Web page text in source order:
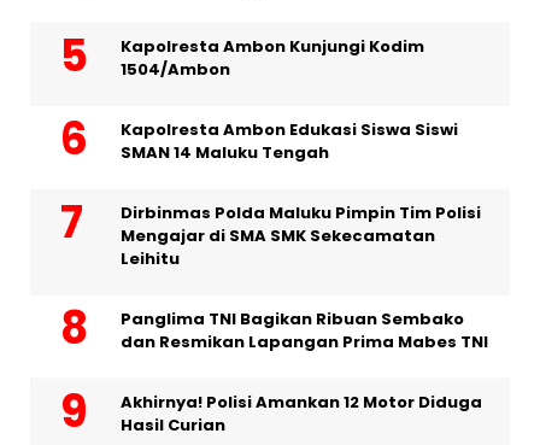
Kapolresta Ambon Kunjungi Kodim
1504/Ambon
Kapolresta Ambon Edukasi Siswa Siswi
SMAN 14 Maluku Tengah
Dirbinmas Polda Maluku Pimpin Tim Polisi
Mengajar di SMA SMK Sekecamatan
Leihitu
Panglima TNI Bagikan Ribuan Sembako
dan Resmikan Lapangan Prima Mabes TNI
Akhirnya! Polisi Amankan 12 Motor Diduga
Hasil Curian